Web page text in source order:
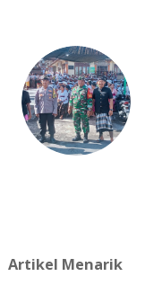
Artikel Menarik